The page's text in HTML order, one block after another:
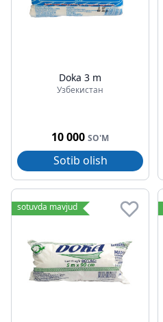
Doka 3 m
Узбекистан
10 000 SO'M
Sotib olish
sotuvda mavjud